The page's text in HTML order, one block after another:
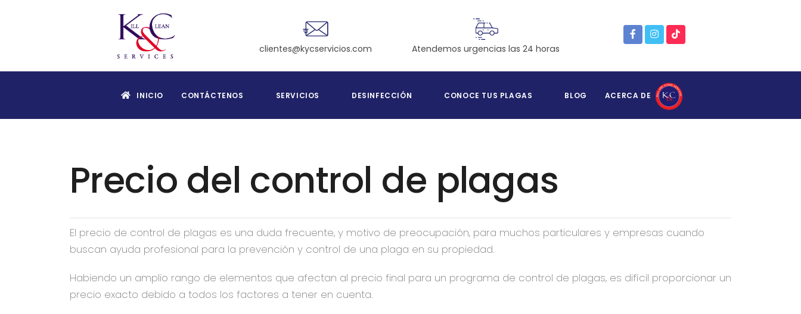
clientes@kycservicios.com Atendemos urgencias las 24 horas
INICIO CONTÁCTENOS SERVICIOS DESINFECCIÓN CONOCE TUS PLAGAS BLOG ACERCA DE
Precio del control de plagas
El precio de control de plagas es una duda frecuente, y motivo de preocupación, para muchos particulares y empresas cuando
buscan ayuda profesional para la prevención y control de una plaga en su propiedad.
Habiendo un amplio rango de elementos que afectan al precio final para un programa de control de plagas, es difícil proporcionar un
precio exacto debido a todos los factores a tener en cuenta.